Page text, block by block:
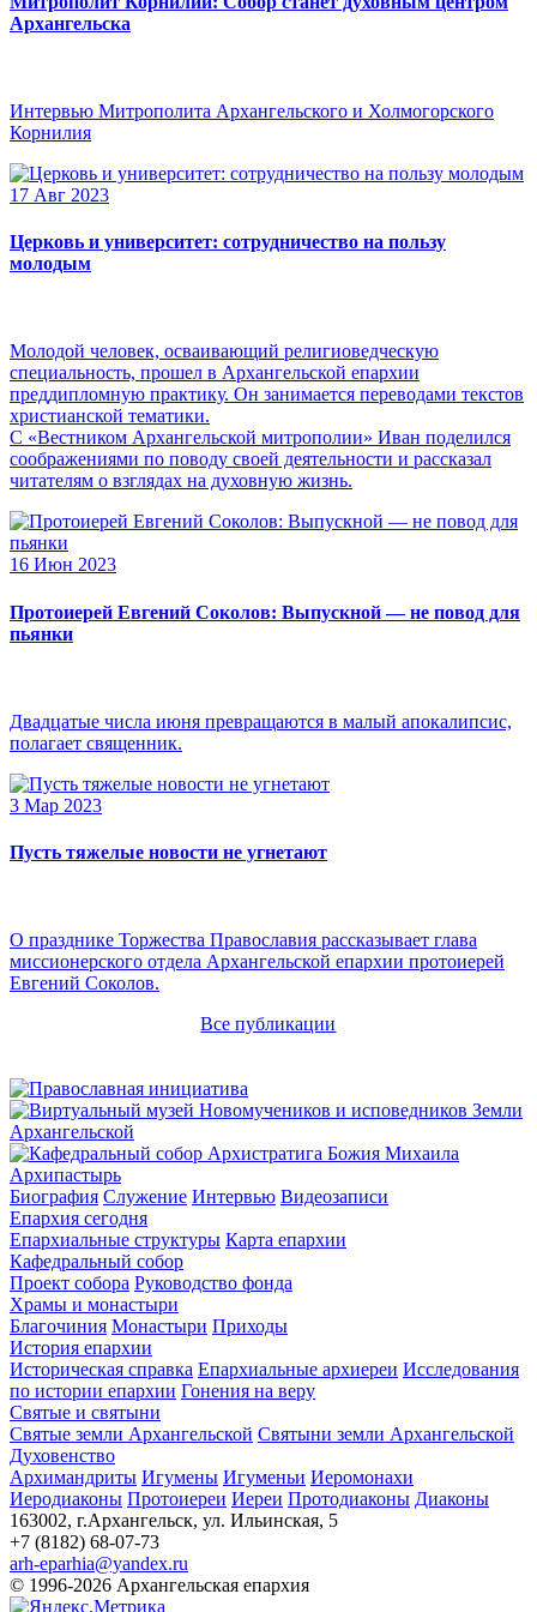
Архангельска
Интервью Митрополита Архангельского и Холмогорского
Корнилия
17 Авг 2023
Церковь и университет: сотрудничество на пользу
молодым
Молодой человек, осваивающий религиоведческую
специальность, прошел в Архангельской епархии
преддипломную практику. Он занимается переводами текстов
христианской тематики.
С «Вестником Архангельской митрополии» Иван поделился
соображениями по поводу своей деятельности и рассказал
читателям о взглядах на духовную жизнь.
16 Июн 2023
Протоиерей Евгений Соколов: Выпускной — не повод для
пьянки
Двадцатые числа июня превращаются в малый апокалипсис,
полагает священник.
3 Мар 2023
Пусть тяжелые новости не угнетают
О празднике Торжества Православия рассказывает глава
миссионерского отдела Архангельской епархии протоиерей
Евгений Соколов.
Все публикации
Архипастырь
Биография Служение Интервью Видеозаписи
Епархия сегодня
Епархиальные структуры Карта епархии
Кафедральный собор
Проект собора Руководство фонда
Храмы и монастыри
Благочиния Монастыри Приходы
История епархии
Историческая справка Епархиальные архиереи Исследования
по истории епархии Гонения на веру
Святые и святыни
Святые земли Архангельской Святыни земли Архангельской
Духовенство
Архимандриты Игумены Игуменьи Иеромонахи
Иеродиаконы Протоиереи Иереи Протодиаконы Диаконы
163002, г.Архангельск, ул. Ильинская, 5
+7 (8182) 68-07-73
arh-eparhia@yandex.ru
© 1996-2026 Архангельская епархия